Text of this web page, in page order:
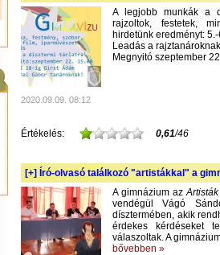
A legjobb munkák a
rajzoltok, festetek,
hirdetünk eredményt:
Leadás a
Megnyitó szeptember
2020.09.09. 08:12
Értékelés: 0,61/46
[+] Író-olvasó találkozó "artistákkal" a
A gimnázium az
vendégül Vágó
dísztermében, akik
érdekes kérdéseket
válaszoltak. A
bővebben »